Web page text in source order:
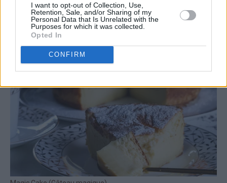
I want to opt-out of Collection, Use,
Retention, Sale, and/or Sharing of my
Personal Data that Is Unrelated with the
Purposes for which it was collected.
Opted In
CONFIRM